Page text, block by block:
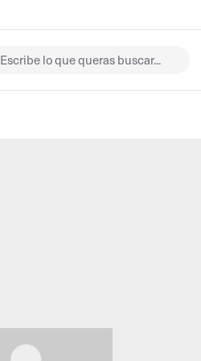
Escribe lo que queras buscar...